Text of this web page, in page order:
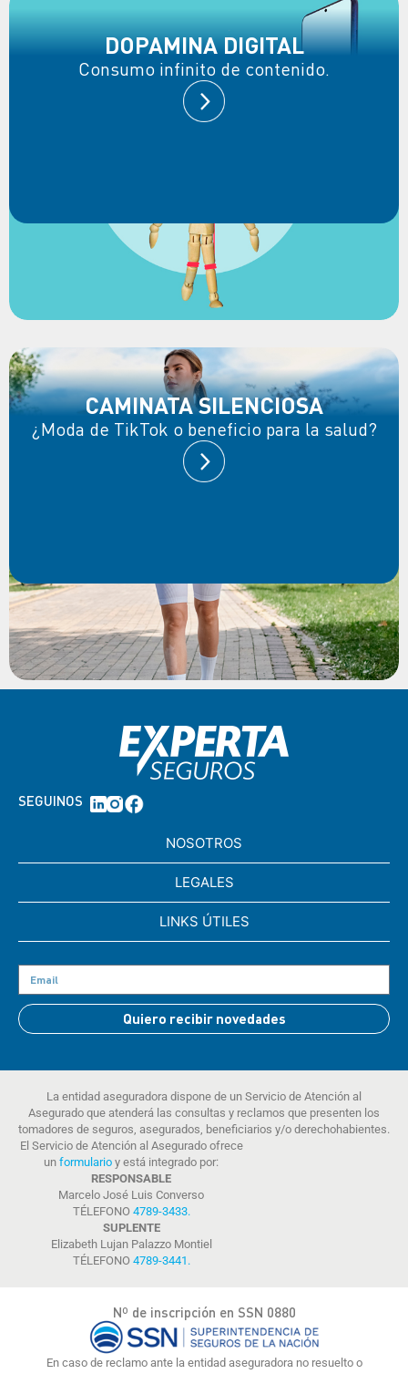
DOPAMINA DIGITAL
Consumo infinito de contenido.
CAMINATA SILENCIOSA
¿Moda de TikTok o beneficio para la salud?
SEGUINOS
NOSOTROS
LEGALES
LINKS ÚTILES
Quiero recibir novedades
La entidad aseguradora dispone de un Servicio de Atención al
Asegurado que atenderá las consultas y reclamos que presenten los
tomadores de seguros, asegurados, beneficiarios y/o derechohabientes.
El Servicio de Atención al Asegurado ofrece
un formulario y está integrado por:
RESPONSABLE
Marcelo José Luis Converso
TÉLEFONO 4789-3433.
SUPLENTE
Elizabeth Lujan Palazzo Montiel
TÉLEFONO 4789-3441 .
Nº de inscripción en SSN 0880
En caso de reclamo ante la entidad aseguradora no resuelto o